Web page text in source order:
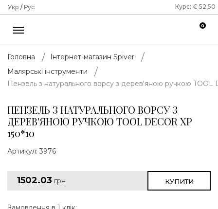
Укр / Рус Курс: € 52,50
0
Головна
Інтернет-магазин Spiver
Малярські інструменти
Пензель з натурального ворсу з дерев'яною ручкою TOOL
ПЕНЗЕЛЬ З НАТУРАЛЬНОГО ВОРСУ З
ДЕРЕВ'ЯНОЮ РУЧКОЮ TOOL DECOR XP
150*10
Артикул: 3976
1502.03 грн КУПИТИ